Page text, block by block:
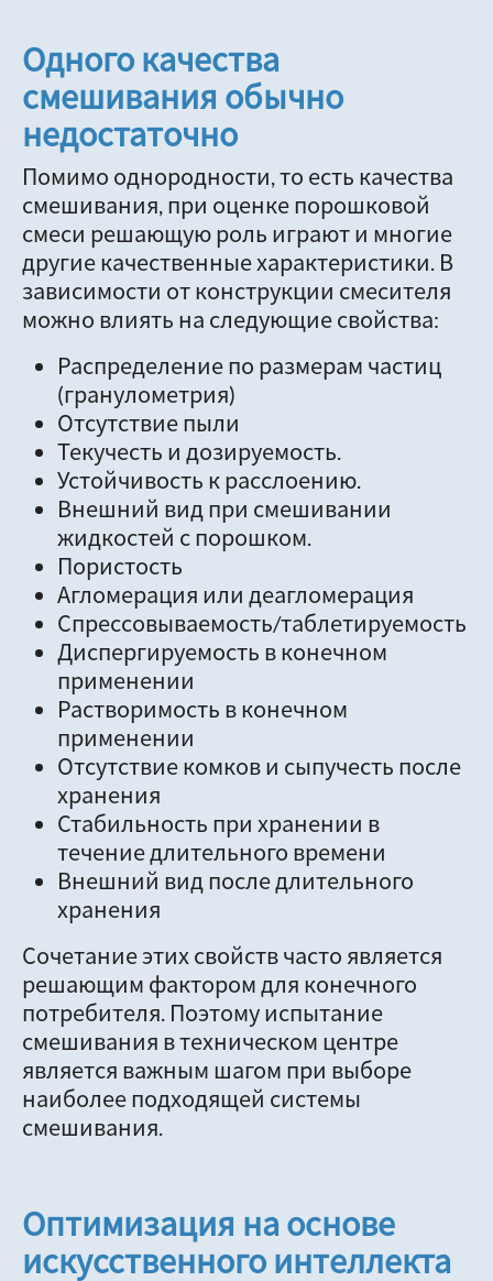
Одного качества
смешивания обычно
недостаточно
Помимо однородности, то есть качества
смешивания, при оценке порошковой
смеси решающую роль играют и многие
другие качественные характеристики. В
зависимости от конструкции смесителя
можно влиять на следующие свойства:
Распределение по размерам частиц
(гранулометрия)
Отсутствие пыли
Текучесть и дозируемость.
Устойчивость к расслоению.
Внешний вид при смешивании
жидкостей с порошком.
Пористость
Агломерация или деагломерация
Спрессовываемость/таблетируемость
Диспергируемость в конечном
применении
Растворимость в конечном
применении
Отсутствие комков и сыпучесть после
хранения
Стабильность при хранении в
течение длительного времени
Внешний вид после длительного
хранения
Сочетание этих свойств часто является
решающим фактором для конечного
потребителя. Поэтому испытание
смешивания в техническом центре
является важным шагом при выборе
наиболее подходящей системы
смешивания.
Оптимизация на основе
искусственного интеллекта